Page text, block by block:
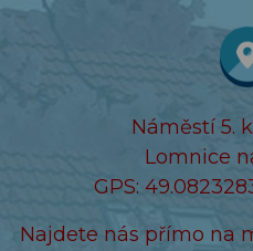
Náměstí 5.
Lomnice
GPS:
Najdete nás přímo na